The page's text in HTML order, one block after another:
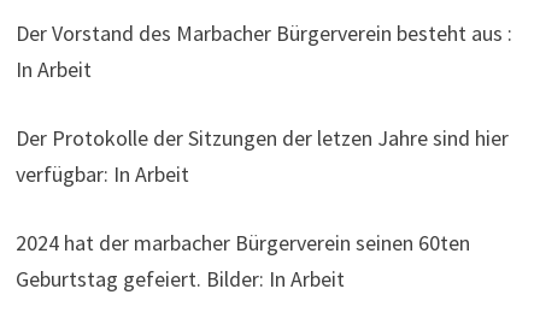
Der Vorstand des Marbacher Bürgerverein besteht aus :
In Arbeit
Der Protokolle der Sitzungen der letzen Jahre sind hier
verfügbar: In Arbeit
2024 hat der marbacher Bürgerverein seinen 60ten
Geburtstag gefeiert. Bilder: In Arbeit